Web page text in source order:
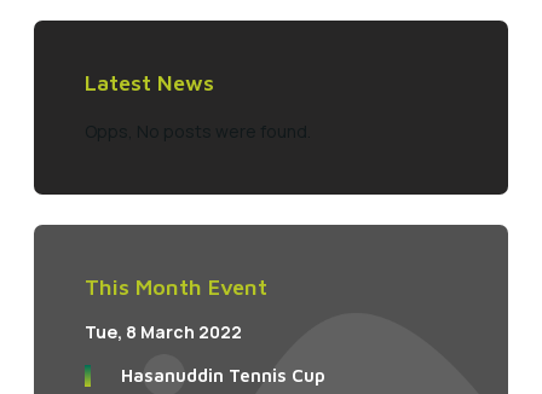
Latest News
Opps, No posts were found.
This Month Event
Tue, 8 March 2022
Hasanuddin Tennis Cup